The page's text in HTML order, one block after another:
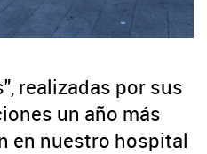
realizadas por sus
un año más
en nuestro hospital